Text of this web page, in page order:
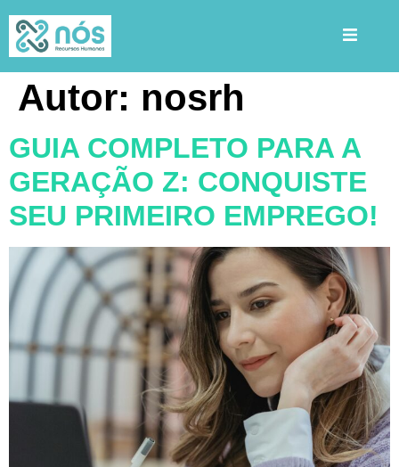
Autor: nosrh
GUIA COMPLETO PARA A
GERAÇÃO Z: CONQUISTE
SEU PRIMEIRO EMPREGO!